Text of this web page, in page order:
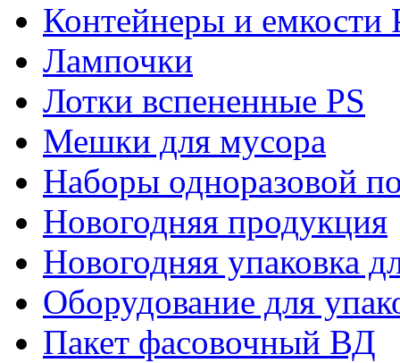
Контейнеры и емкости
Лампочки
Лотки вспененные PS
Мешки для мусора
Наборы одноразовой
Новогодняя продукция
Новогодняя упаковка
Оборудование для
Пакет фасовочный ВД